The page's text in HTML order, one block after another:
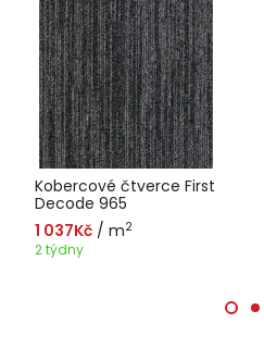
Kobercové čtverce First
Decode 965
1 037Kč / m2
2 týdny